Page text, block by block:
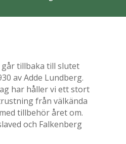
tillbaka till slutet
av Adde Lundberg.
har håller vi ett stort
från välkända
tillbehör året om.
och Falkenberg